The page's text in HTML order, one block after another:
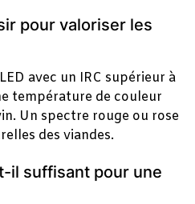
pour valoriser les
avec un IRC supérieur à
température de couleur
Un spectre rouge ou rose
des viandes.
il suffisant pour une